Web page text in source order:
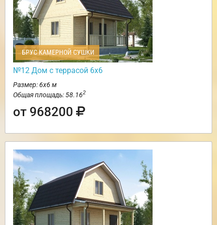
БРУС КАМЕРНОЙ СУШКИ
№12 Дом с террасой 6х6
Размер: 6х6 м
Общая площадь: 58.162
от 968200